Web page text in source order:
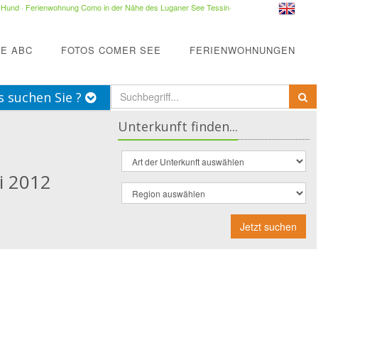
· Ferienwohnung Como in der Nähe des Luganer See Tessin·
ABC FOTOS COMER SEE FERIENWOHNUNGEN
suchen Sie ?
2012
Unterkunft finden...
Jetzt suchen